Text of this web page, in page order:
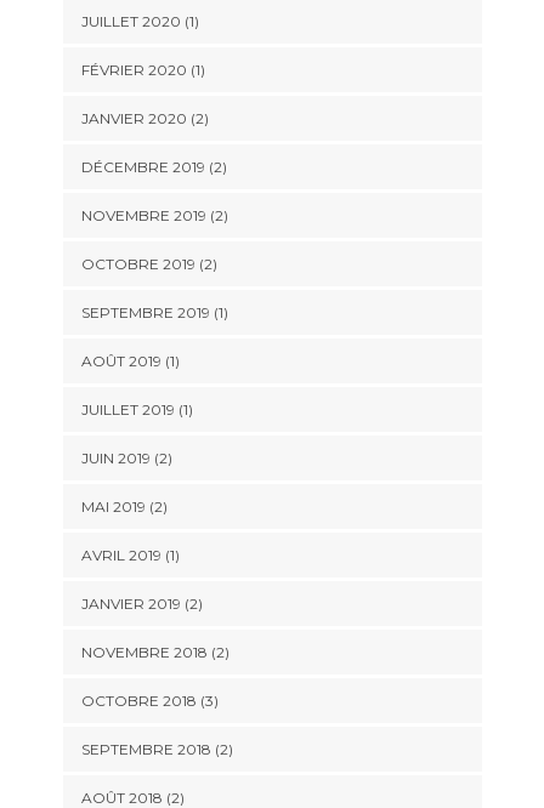
JUILLET 2020 (1)
FÉVRIER 2020 (1)
JANVIER 2020 (2)
DÉCEMBRE 2019 (2)
NOVEMBRE 2019 (2)
OCTOBRE 2019 (2)
SEPTEMBRE 2019 (1)
AOÛT 2019 (1)
JUILLET 2019 (1)
JUIN 2019 (2)
MAI 2019 (2)
AVRIL 2019 (1)
JANVIER 2019 (2)
NOVEMBRE 2018 (2)
OCTOBRE 2018 (3)
SEPTEMBRE 2018 (2)
AOÛT 2018 (2)